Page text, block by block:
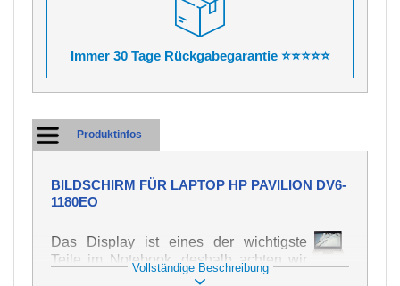
Immer 30 Tage Rückgabegarantie ⭐⭐⭐⭐⭐
Produktinfos
BILDSCHIRM FÜR LAPTOP HP PAVILION DV6-
1180EO
Das Display ist eines der wichtigste
Teile im Notebook, deshalb achten wir
auf höchste Qualität dieses Ersatzteils.
Vollständige Beschreibung